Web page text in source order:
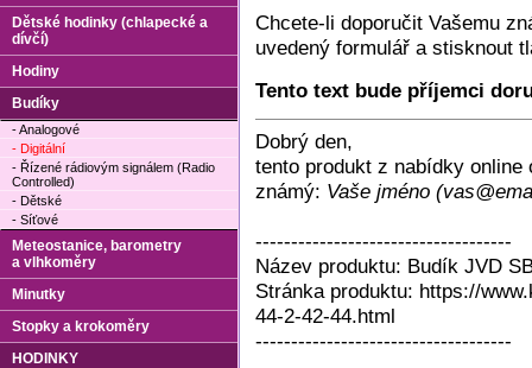
Chcete-li doporučit Vašemu
uvedený formulář a stisknout
Tento text bude příjemci
Dobrý den,
tento produkt z nabídky online
známý: Vaše jméno
------------------------------------
Název produktu: Budík JVD
Stránka produktu: https://
44-2-42-44.html
------------------------------------
Dětské hodinky (chlapecké a
dívčí)
Hodiny
Budíky
- Analogové
- Digitální
- Řízené rádiovým signálem (Radio
Controlled)
- Dětské
- Síťové
Meteostanice, barometry
a vlhkoměry
Minutky
Stopky a krokoměry
HODINKY